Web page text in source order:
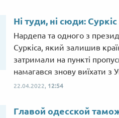
Ні туди, ні сюди: Суркіс
Нардепа та одного з
Суркіса, який залишив
затримали на пункті
намагався знову виїхати з
22.04.2022, 12:54
Главой одесской